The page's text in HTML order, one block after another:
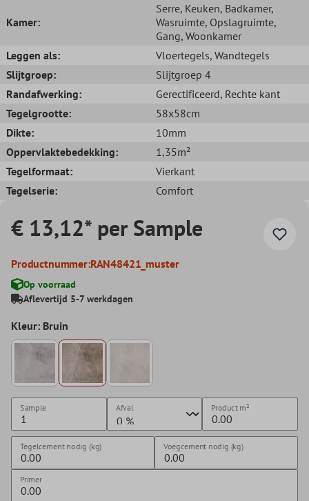
Kamer:
Serre, Keuken, Badkamer,
Wasruimte, Opslagruimte,
Gang, Woonkamer
Leggen als:
Vloertegels, Wandtegels
Slijtgroep:
Slijtgroep 4
Randafwerking:
Gerectificeerd, Rechte kant
Tegelgrootte:
58x58cm
Dikte:
10mm
Oppervlaktebedekking:
1,35m²
Tegelformaat:
Vierkant
Tegelserie:
Comfort
€ 13,12* per Sample
Productnummer:RAN48421_muster
Op voorraad
Aflevertijd 5-7 werkdagen
Kleur: Bruin
Sample Afval Productm²
Tegelcement nodig (kg) Voegcement nodig (kg)
Primer